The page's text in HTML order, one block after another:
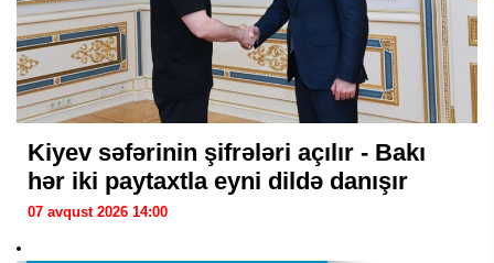
Kiyev səfərinin şifrələri açılır - Bakı
hər iki paytaxtla eyni dildə danışır
07 avqust 2026 14:00